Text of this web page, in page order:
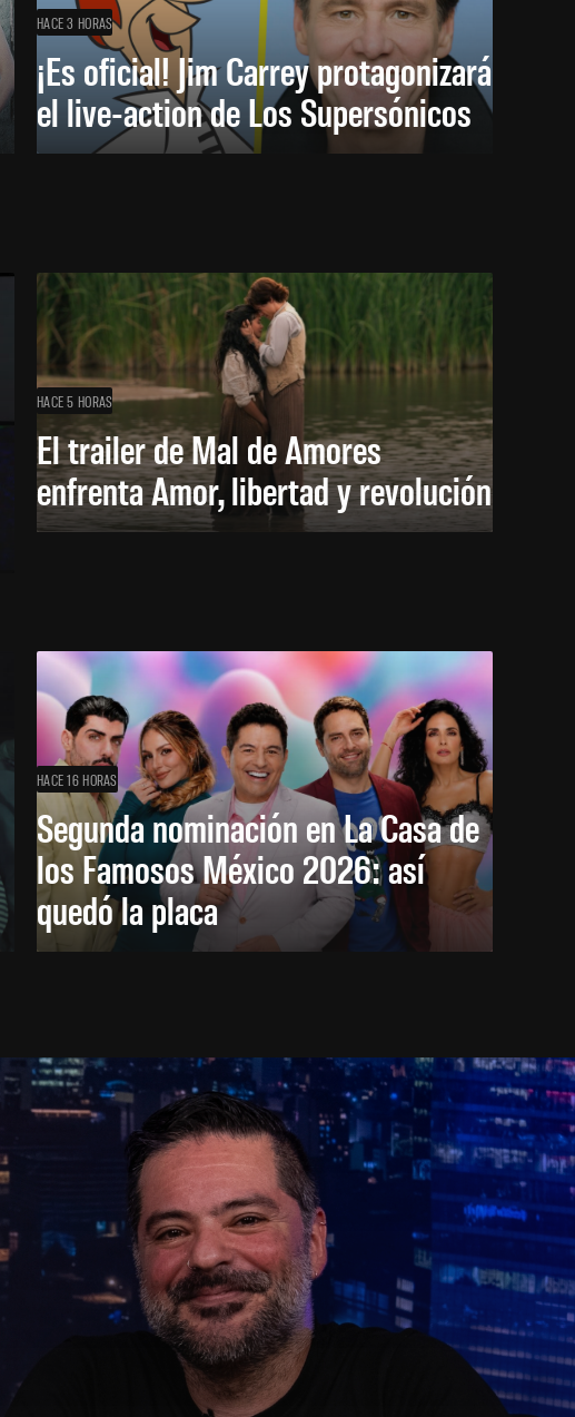
HACE 3 HORAS
¡Es oficial! Jim Carrey protagonizará
el live-action de Los Supersónicos
HACE 5 HORAS
El trailer de Mal de Amores
enfrenta Amor, libertad y revolución
HACE 16 HORAS
Segunda nominación en La Casa de
los Famosos México 2026: así
quedó la placa